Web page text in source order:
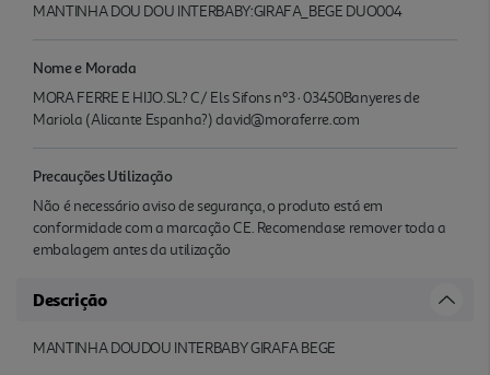
MANTINHA DOU DOU INTERBABY:GIRAFA_BEGE DUO004
Nome e Morada
MORA FERRE E HIJO.SL? C/ Els Sifons nº3 · 03450Banyeres de
Mariola (Alicante Espanha?) david@moraferre.com
Precauções Utilização
Não é necessário aviso de segurança, o produto está em
conformidade com a marcação CE. Recomendase remover toda a
embalagem antes da utilização
Descrição
MANTINHA DOUDOU INTERBABY GIRAFA BEGE